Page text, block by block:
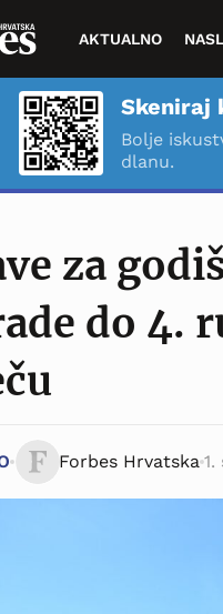
AKTUALNO
Skeniraj
Bolje
dlanu.
za
do 4.
Forbes Hrvatska 1.